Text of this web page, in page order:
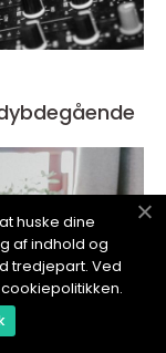
huske dine
af indhold og
tredjepart. Ved